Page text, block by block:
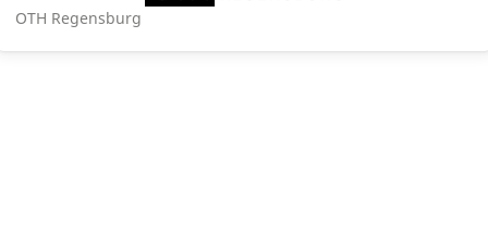
OTH Regensburg